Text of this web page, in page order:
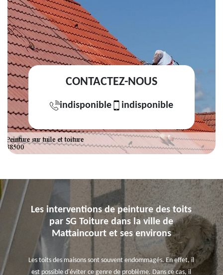
CONTACTEZ-NOUS
indisponible indisponible
Les interventions de peinture des toits
par SG Toiture dans la ville de
Mattaincourt et ses environs
Les toits des maisons sont souvent endommagés. En effet, il
est possible d'éviter ce genre de problème. Dans ce cas, il